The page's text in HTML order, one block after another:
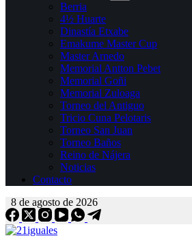
Berria
4½ Huarte
Dinastía Etxabe
Emakume Master Cup
Master Arnedo
Memorial Antton Pebet
Memorial Goñi
Memorial Zuloaga
Torneo del Antiguo
Tricio Cuna Pelotaris
Torneo San Juan
Torneo Baños
Reino de Nájera
Noticias
Contacto
8 de agosto de 2026